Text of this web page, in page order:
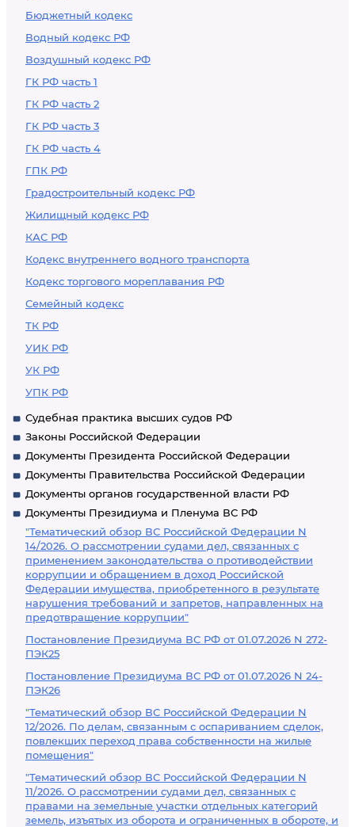
Бюджетный кодекс
Водный кодекс РФ
Воздушный кодекс РФ
ГК РФ часть 1
ГК РФ часть 2
ГК РФ часть 3
ГК РФ часть 4
ГПК РФ
Градостроительный кодекс РФ
Жилищный кодекс РФ
КАС РФ
Кодекс внутреннего водного транспорта
Кодекс торгового мореплавания РФ
Семейный кодекс
ТК РФ
УИК РФ
УК РФ
УПК РФ
Судебная практика высших судов РФ
Законы Российской Федерации
Документы Президента Российской Федерации
Документы Правительства Российской Федерации
Документы органов государственной власти РФ
Документы Президиума и Пленума ВС РФ
"Тематический обзор ВС Российской Федерации N
14/2026. О рассмотрении судами дел, связанных с
применением законодательства о противодействии
коррупции и обращением в доход Российской
Федерации имущества, приобретенного в результате
нарушения требований и запретов, направленных на
предотвращение коррупции"
Постановление Президиума ВС РФ от 01.07.2026 N 272-
ПЭК25
Постановление Президиума ВС РФ от 01.07.2026 N 24-
ПЭК26
"Тематический обзор ВС Российской Федерации N
12/2026. По делам, связанным с оспариванием сделок,
повлекших переход права собственности на жилые
помещения"
"Тематический обзор ВС Российской Федерации N
11/2026. О рассмотрении судами дел, связанных с
правами на земельные участки отдельных категорий
земель, изъятых из оборота и ограниченных в обороте, и